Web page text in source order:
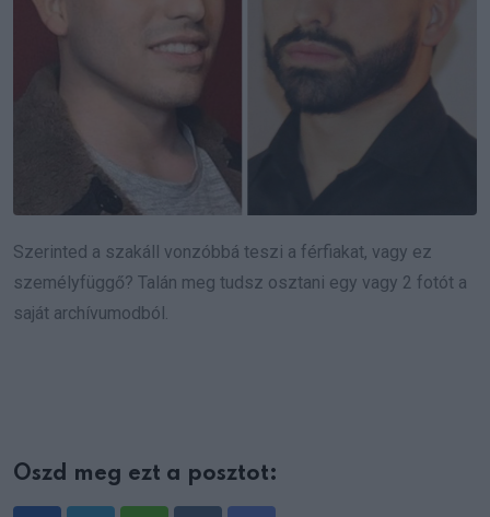
Szerinted a szakáll vonzóbbá teszi a férfiakat, vagy ez
személyfüggő? Talán meg tudsz osztani egy vagy 2 fotót a
saját archívumodból.
Oszd meg ezt a posztot: